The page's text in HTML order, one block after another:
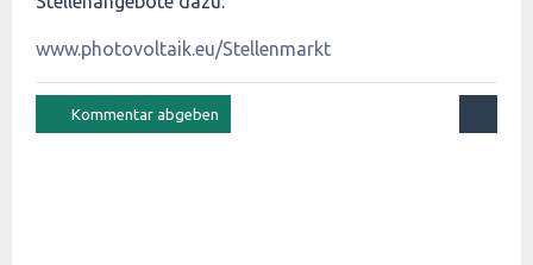
www.photovoltaik.eu/Stellenmarkt